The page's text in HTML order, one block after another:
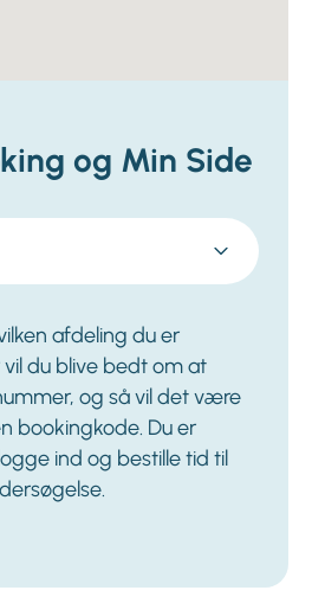
og Min Side
afdeling du er
du blive bedt om at
og så vil det være
bookingkode. Du er
ind og bestille tid til